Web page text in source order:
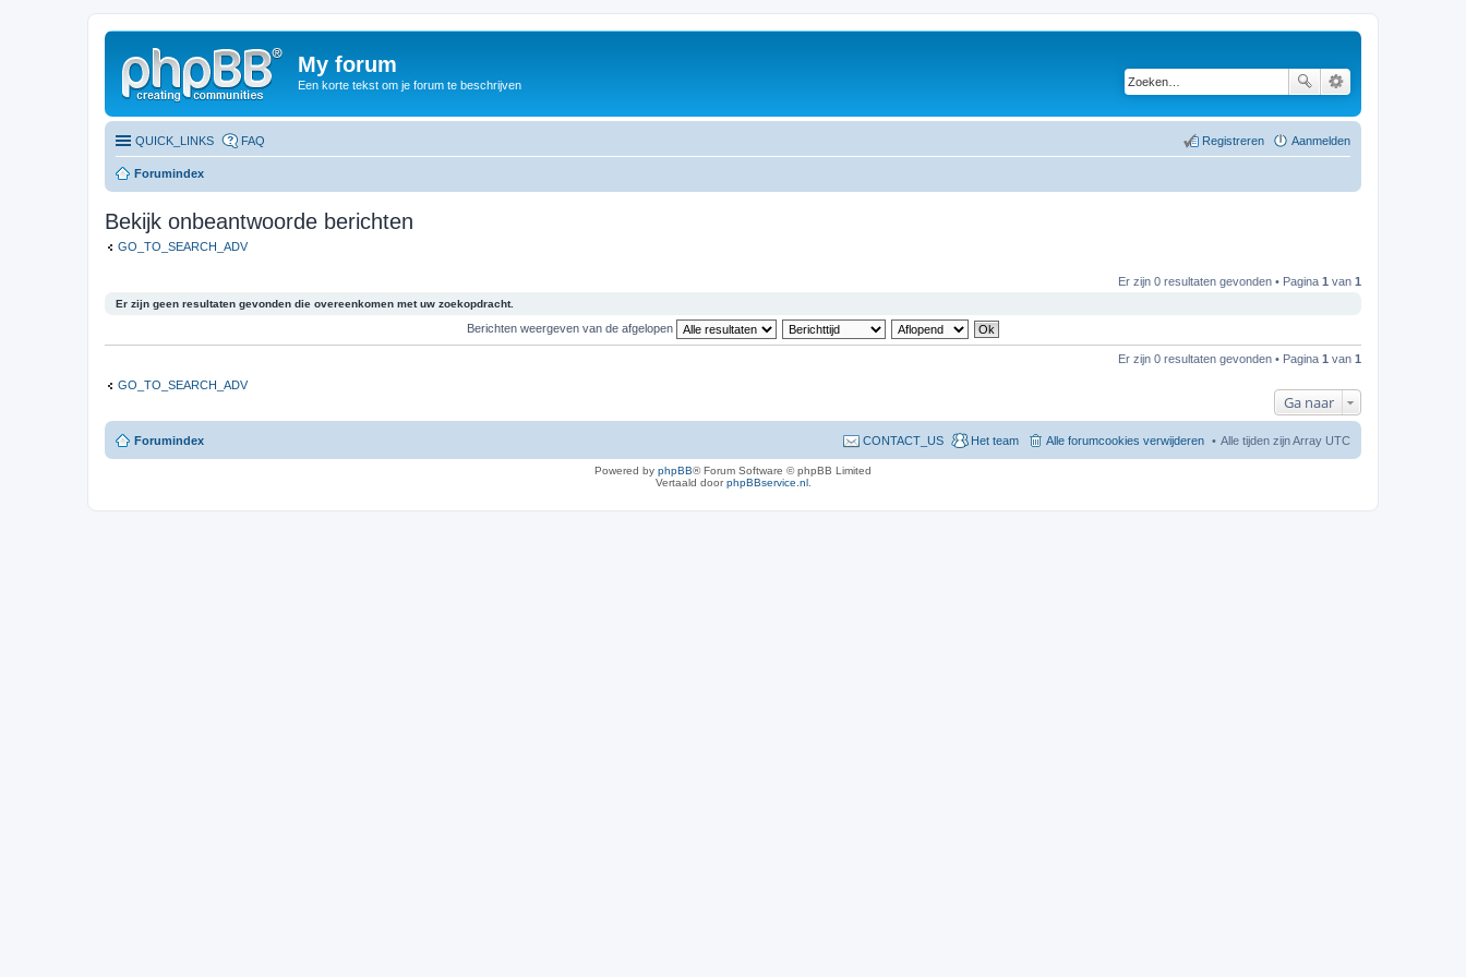
My forum
Een korte tekst om je forum te beschrijven
QUICK_LINKS FAQ Aanmelden
Registreren
Forumindex
Bekijk onbeantwoorde berichten
GO_TO_SEARCH_ADV
Er zijn 0 resultaten gevonden • Pagina 1 van 1
Er zijn geen resultaten gevonden die overeenkomen met uw zoekopdracht.
Berichten weergeven van de afgelopen
Er zijn 0 resultaten gevonden • Pagina 1 van 1
GO_TO_SEARCH_ADV
Ga naar
Forumindex Alle tijden zijn Array UTC
Alle forumcookies verwijderen
Het team
CONTACT_US
Powered by phpBB® Forum Software © phpBB Limited
Vertaald doorphpBBservice.nl.